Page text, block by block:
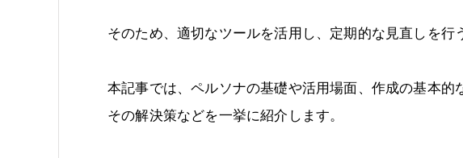
そのため、適切なツールを活用し、定期的な見直しを行
本記事では、ペルソナの基礎や活用場面、作成の基本的
その解決策などを一挙に紹介します。